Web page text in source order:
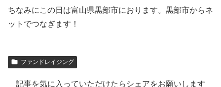
ちなみにこの日は富山県黒部市におります。黒部市からネ
ットでつなぎます！
ファンドレイジング
記事を気に入っていただけたらシェアをお願いします